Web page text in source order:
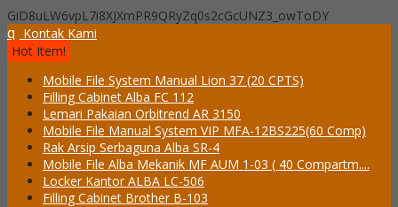
GiD8uLW6vpL7i8XJXmPR9QRyZq0s2cGcUNZ3_owToDY
q Kontak Kami
Hot Item!
Mobile File System Manual Lion 37 (20 CPTS)
Filling Cabinet Alba FC 112
Lemari Pakaian Orbitrend AR 3150
Mobile File Manual System VIP MFA-12BS225(60 Comp)
Rak Arsip Serbaguna Alba SR-4
Mobile File Alba Mekanik MF AUM 1-03 ( 40 Compartm....
Locker Kantor ALBA LC-506
Filling Cabinet Brother B-103